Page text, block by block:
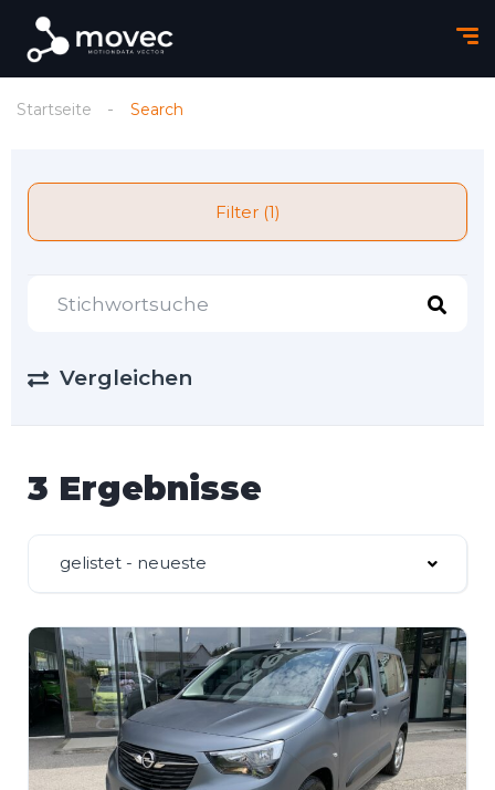
Startseite Search
Filter (1)
Vergleichen
3 Ergebnisse
gelistet - neueste